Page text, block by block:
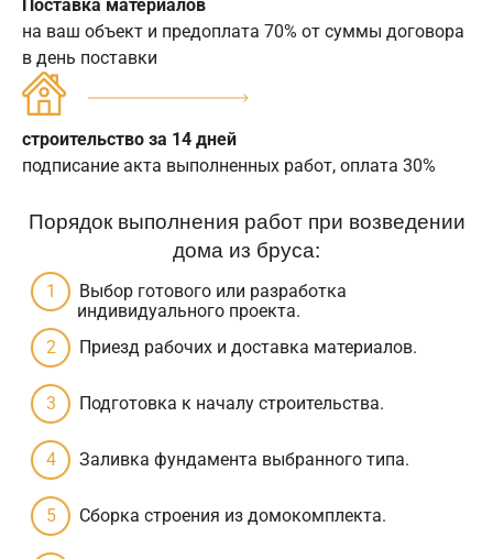
Поставка материалов
на ваш объект и предоплата 70% от суммы договора
в день поставки
строительство за 14 дней
подписание акта выполненных работ, оплата 30%
Порядок выполнения работ при возведении
дома из бруса:
Выбор готового или разработка
индивидуального проекта.
Приезд рабочих и доставка материалов.
Подготовка к началу строительства.
Заливка фундамента выбранного типа.
Сборка строения из домокомплекта.